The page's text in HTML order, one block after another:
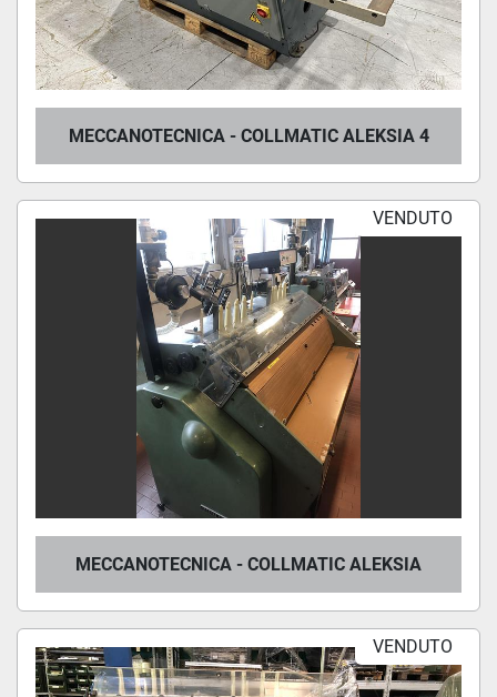
MECCANOTECNICA - COLLMATIC ALEKSIA 4
VENDUTO
MECCANOTECNICA - COLLMATIC ALEKSIA
VENDUTO